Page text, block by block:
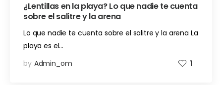
¿Lentillas en la playa? Lo que nadie te cuenta
sobre el salitre y la arena
Lo que nadie te cuenta sobre el salitre y la arena La
playa es el…
by Admin_om 1